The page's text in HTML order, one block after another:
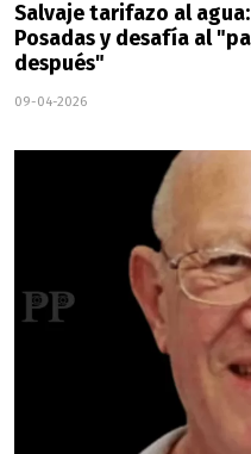
Salvaje tarifazo al
Posadas y desafía al
después"
09-04-2026